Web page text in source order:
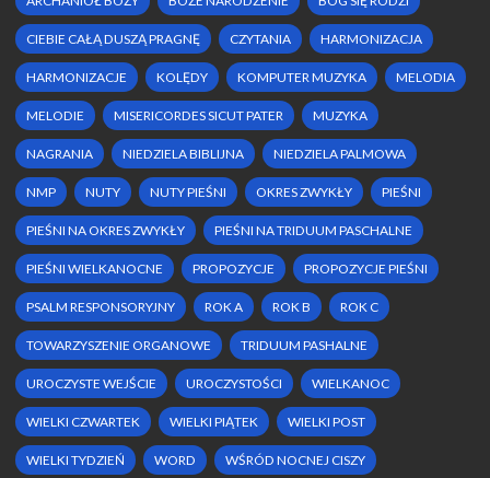
CIEBIE CAŁĄ DUSZĄ PRAGNĘ CZYTANIA HARMONIZACJA
HARMONIZACJE KOLĘDY KOMPUTER MUZYKA MELODIA
MELODIE MISERICORDES SICUT PATER MUZYKA
NAGRANIA NIEDZIELA BIBLIJNA NIEDZIELA PALMOWA
NMP NUTY NUTY PIEŚNI OKRES ZWYKŁY PIEŚNI
PIEŚNI NA OKRES ZWYKŁY PIEŚNI NA TRIDUUM PASCHALNE
PIEŚNI WIELKANOCNE PROPOZYCJE PROPOZYCJE PIEŚNI
PSALM RESPONSORYJNY ROK A ROK B ROK C
TOWARZYSZENIE ORGANOWE TRIDUUM PASHALNE
UROCZYSTE WEJŚCIE UROCZYSTOŚCI WIELKANOC
WIELKI CZWARTEK WIELKI PIĄTEK WIELKI POST
WIELKI TYDZIEŃ WORD WŚRÓD NOCNEJ CISZY